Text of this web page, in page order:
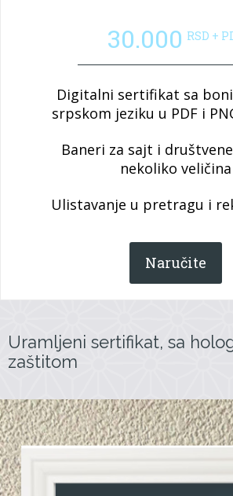
30.000 RSD +
Digitalni sertifikat sa
srpskom jeziku u PDF i
Baneri za sajt i
nekoliko veličina
Ulistavanje u pretragu i
Naručite
Uramljeni sertifikat, sa
zaštitom